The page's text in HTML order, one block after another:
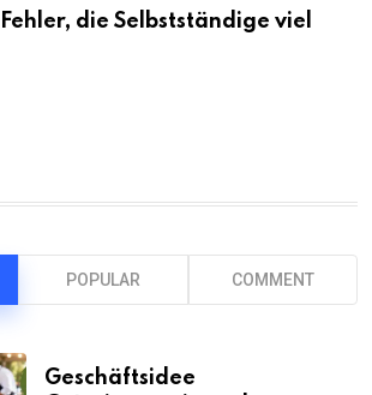
die Selbstständige viel
POPULAR COMMENT
Geschäftsidee